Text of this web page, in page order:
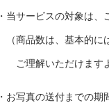
・当サービスの対象は、
（商品数は、基本的に
ご理解いただけますよ
・お写真の送付までの期